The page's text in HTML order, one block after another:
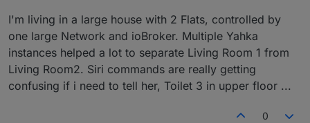
I'm living in a large house with 2 Flats, controlled by
one large Network and ioBroker. Multiple Yahka
instances helped a lot to separate Living Room 1 from
Living Room2. Siri commands are really getting
confusing if i need to tell her, Toilet 3 in upper floor ...
0